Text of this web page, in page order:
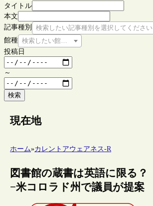
タイトル
本文
記事種別
検索したい記事種別を選択してください
館種 検索したい館種を選択してください
投稿日
～
検索
現在地
ホーム»カレントアウェアネス-R
図書館の蔵書は英語に限る？
−米コロラド州で議員が提案